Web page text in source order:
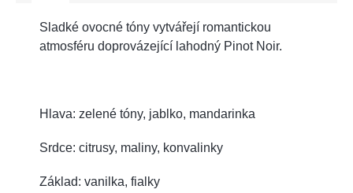
Sladké ovocné tóny vytvářejí romantickou
atmosféru doprovázející lahodný Pinot Noir.
Hlava: zelené tóny, jablko, mandarinka
Srdce: citrusy, maliny, konvalinky
Základ: vanilka, fialky